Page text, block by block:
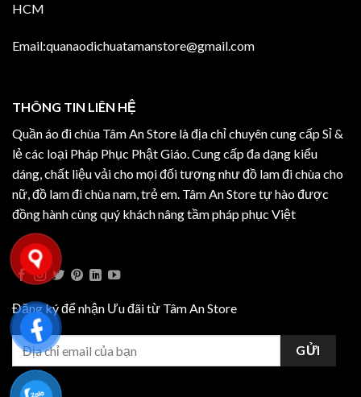
HCM
Email:quanaodichuatamanstore@gmail.com
THÔNG TIN LIÊN HỆ
Quần áo đi chùa Tâm An Store là địa chỉ chuyên cung cấp Sỉ &
lẻ các loại Pháp Phục Phật Giáo. Cung cấp đa dạng kiểu
dáng, chất liệu vải cho mọi đối tượng như đồ lam đi chùa cho
nữ, đồ lam đi chùa nam, trẻ em. Tâm An Store tự hào được
đồng hành cùng quý khách nâng tầm pháp phục Việt
Đăng ký để nhận Ưu đãi từ Tâm An Store